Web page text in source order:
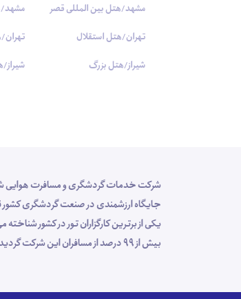
مشهد/هتل بین المللی قصر
تهران/هتل استقلال
شیراز/هتل بزرگ
مشهد/
یکی از برترین کارگزاران تور در کشور
بیش از 99 درصد از مسافران این شرکت گردیده که به نوبه خود باعث افزایش سهم این مجموعه در فرآیند توسعه سفر گردیده است .